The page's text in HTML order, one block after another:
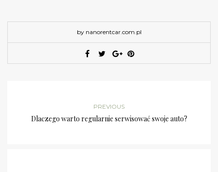
by nanorentcar.com.pl
PREVIOUS
Dlaczego warto regularnie serwisować swoje auto?